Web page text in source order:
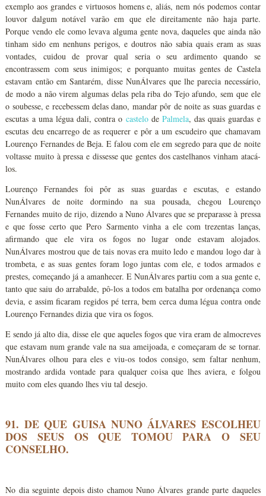
exemplo aos grandes e virtuosos homens e, aliás, nem nós podemos contar
louvor dalgum notável varão em que ele direitamente não haja parte.
Porque vendo ele como levava alguma gente nova, daqueles que ainda não
tinham sido em nenhuns perigos, e doutros não sabia quais eram as suas
vontades, cuidou de provar qual seria o seu ardimento quando se
encontrassem com seus inimigos; e porquanto muitas gentes de Castela
estavam então em Santarém, disse NunÁlvares que lhe parecia necessário,
de modo a não virem algumas delas pela riba do Tejo afundo, sem que ele
o soubesse, e recebessem delas dano, mandar pôr de noite as suas guardas e
escutas a uma légua dali, contra o castelode Palmela, das quais guardas e
escutas deu encarrego de as requerer e pôr a um escudeiro que chamavam
Lourenço Fernandes de Beja. E falou com ele em segredo para que de noite
voltasse muito à pressa e dissesse que gentes dos castelhanos vinham atacá-
los.
Lourenço Fernandes foi pôr as suas guardas e escutas, e estando
NunÁlvares de noite dormindo na sua pousada, chegou Lourenço
Fernandes muito de rijo, dizendo a Nuno Álvares que se preparasse à pressa
e que fosse certo que Pero Sarmento vinha a ele com trezentas lanças,
afirmando que ele vira os fogos no lugar onde estavam alojados.
NunÁlvares mostrou que de tais novas era muito ledo e mandou logo dar à
trombeta, e as suas gentes foram logo juntas com ele, e todos armados e
prestes, começando já a amanhecer. E NunÁlvares partiu com a sua gente e,
tanto que saiu do arrabalde, pô-los a todos em batalha por ordenança como
devia, e assim ficaram regidos pé terra, bem cerca duma légua contra onde
Lourenço Fernandes dizia que vira os fogos.
E sendo já alto dia, disse ele que aqueles fogos que vira eram de almocreves
que estavam num grande vale na sua ameijoada, e começaram de se tornar.
NunÁlvares olhou para eles e viu-os todos consigo, sem faltar nenhum,
mostrando ardida vontade para qualquer coisa que lhes aviera, e folgou
muito com eles quando lhes viu tal desejo.
91. DE QUE GUISA NUNO ÁLVARES ESCOLHEU
DOS SEUS OS QUE TOMOU PARA O SEU
CONSELHO.
No dia seguinte depois disto chamou Nuno Álvares grande parte daqueles